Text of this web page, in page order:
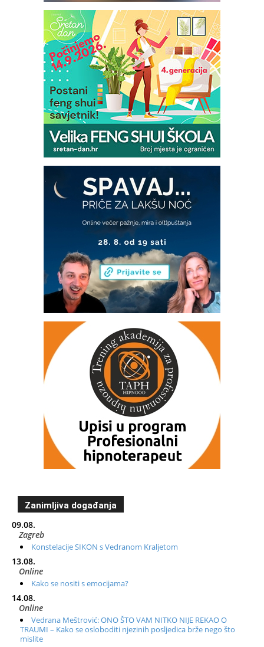
Zanimljiva događanja
09.08.
Zagreb
Konstelacije SIKON s Vedranom Kraljetom
13.08.
Online
Kako se nositi s emocijama?
14.08.
Online
Vedrana Meštrović: ONO ŠTO VAM NITKO NIJE REKAO O
TRAUMI – Kako se osloboditi njezinih posljedica brže nego što
mislite